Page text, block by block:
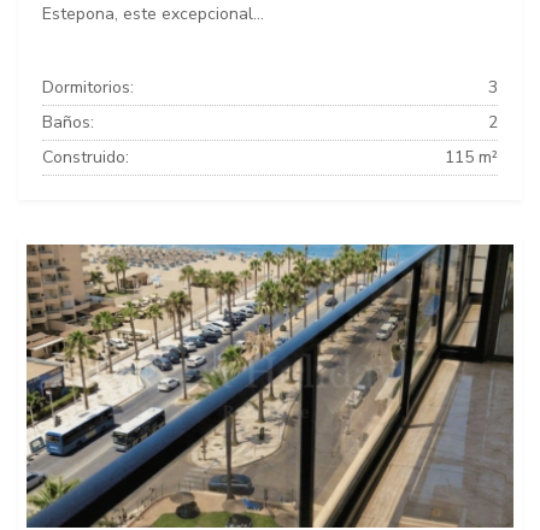
Estepona, este excepcional...
Dormitorios:
3
Baños:
2
Construido:
115 m²